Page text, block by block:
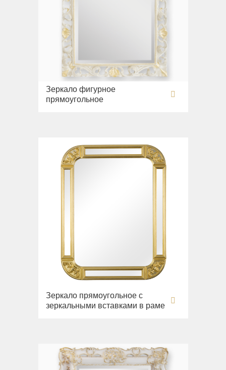
Зеркало фигурное
прямоугольное
Зеркало прямоугольное с
зеркальными вставками в раме